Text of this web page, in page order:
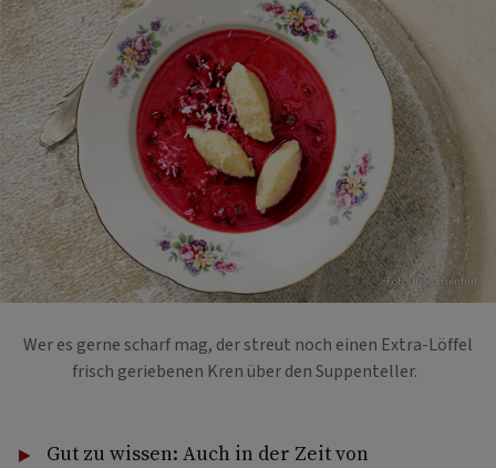
Foto: Ingo Eisenhut
Wer es gerne scharf mag, der streut noch einen Extra-Löffel
frisch geriebenen Kren über den Suppenteller.
Gut zu wissen: Auch in der Zeit von